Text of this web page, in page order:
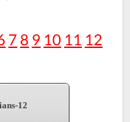
7 8 9 10 11 12
12